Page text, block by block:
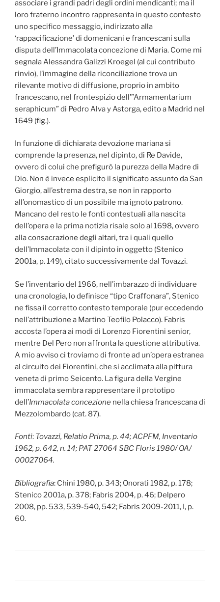
associare i grandi padri degli ordini mendicanti; ma il
loro fraterno incontro rappresenta in questo contesto
uno specifico messaggio, indirizzato alla
‘rappacificazione’ di domenicani e francescani sulla
disputa dell’Immacolata concezione di Maria. Come mi
segnala Alessandra Galizzi Kroegel (al cui contributo
rinvio), l’immagine della riconciliazione trova un
rilevante motivo di diffusione, proprio in ambito
francescano, nel frontespizio dell’”Armamentarium
seraphicum” di Pedro Alva y Astorga, edito a Madrid nel
1649 (fig.).
In funzione di dichiarata devozione mariana si
comprende la presenza, nel dipinto, di Re Davide,
ovvero di colui che prefigurò la purezza della Madre di
Dio. Non è invece esplicito il significato assunto da San
Giorgio, all’estrema destra, se non in rapporto
all’onomastico di un possibile ma ignoto patrono.
Mancano del resto le fonti contestuali alla nascita
dell’opera e la prima notizia risale solo al 1698, ovvero
alla consacrazione degli altari, tra i quali quello
dell’Immacolata con il dipinto in oggetto (Stenico
2001a, p. 149), citato successivamente dal Tovazzi.
Se l’inventario del 1966, nell’imbarazzo di individuare
una cronologia, lo definisce “tipo Craffonara”, Stenico
ne fissa il corretto contesto temporale (pur eccedendo
nell’attribuzione a Martino Teofilo Polacco). Fabris
accosta l’opera ai modi di Lorenzo Fiorentini senior,
mentre Del Pero non affronta la questione attributiva.
A mio avviso ci troviamo di fronte ad un’opera estranea
al circuito dei Fiorentini, che si acclimata alla pittura
veneta di primo Seicento. La figura della Vergine
immacolata sembra rappresentare il prototipo
dell’Immacolata concezione nella chiesa francescana di
Mezzolombardo (cat. 87).
Fonti: Tovazzi, Relatio Prima, p. 44; ACPFM, Inventario
1962, p. 642, n. 14; PAT 27064 SBC Floris 1980/ OA/
00027064.
Bibliografia: Chini 1980, p. 343; Onorati 1982, p. 178;
Stenico 2001a, p. 378; Fabris 2004, p. 46; Delpero
2008, pp. 533, 539-540, 542; Fabris 2009-2011, I, p.
60.